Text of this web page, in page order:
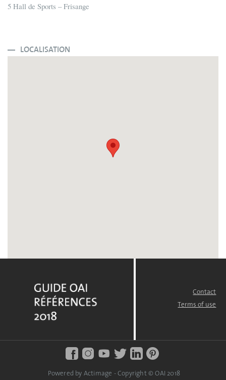
5 Hall de Sports – Frisange
LOCALISATION
Contact
Terms of use
Powered by Actimage - Copyright © OAI 2018